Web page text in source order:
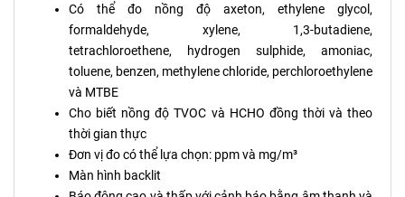
Có thể đo nồng độ axeton, ethylene glycol,
formaldehyde, xylene, 1,3-butadiene,
tetrachloroethene, hydrogen sulphide, amoniac,
toluene, benzen, methylene chloride, perchloroethylene
và MTBE
Cho biết nồng độ TVOC và HCHO đồng thời và theo
thời gian thực
Đơn vị đo có thể lựa chọn: ppm và mg/m³
Màn hình backlit